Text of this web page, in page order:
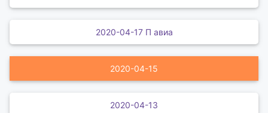
2020-04-17 П авиа
2020-04-15
2020-04-13